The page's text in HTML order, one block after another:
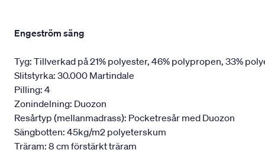
Engeström säng
Tyg: Tillverkad på 21% polyester, 46% polypropen, 33%
Slitstyrka: 30.000 Martindale
Pilling: 4
Zonindelning: Duozon
Resårtyp (mellanmadrass): Pocketresår med Duozon
Sängbotten: 45kg/m2 polyeterskum
Träram: 8 cm förstärkt träram